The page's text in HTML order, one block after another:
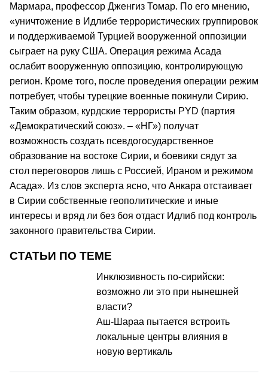
Мармара, профессор Дженгиз Томар. По его мнению,
«уничтожение в Идлибе террористических группировок
и поддерживаемой Турцией вооруженной оппозиции
сыграет на руку США. Операция режима Асада
ослабит вооруженную оппозицию, контролирующую
регион. Кроме того, после проведения операции режим
потребует, чтобы турецкие военные покинули Сирию.
Таким образом, курдские террористы PYD (партия
«Демократический союз». – «НГ») получат
возможность создать псевдогосударственное
образование на востоке Сирии, и боевики сядут за
стол переговоров лишь с Россией, Ираном и режимом
Асада». Из слов эксперта ясно, что Анкара отстаивает
в Сирии собственные геополитические и иные
интересы и вряд ли без боя отдаст Идлиб под контроль
законного правительства Сирии.
СТАТЬИ ПО ТЕМЕ
Инклюзивность по-сирийски:
возможно ли это при нынешней
власти?
Аш-Шараа пытается встроить
локальные центры влияния в
новую вертикаль